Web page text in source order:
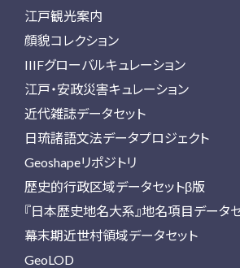
江戸観光案内
顔貌コレクション
IIIFグローバルキュレーション
江戸・安政災害キュレーション
近代雑誌データセット
日琉諸語文法データプロジェクト
Geoshapeリポジトリ
歴史的行政区域データセットβ版
『日本歴史地名大系』地名項目データ
幕末期近世村領域データセット
GeoLOD